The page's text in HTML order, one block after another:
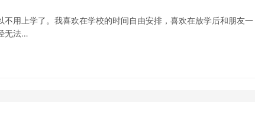
用上学了。我喜欢在学校的时间自由安排，喜欢在放学后和朋友一
无法…